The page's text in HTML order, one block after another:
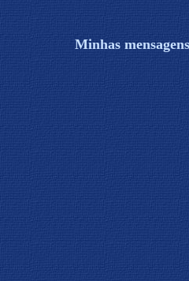
Minhas mensagens